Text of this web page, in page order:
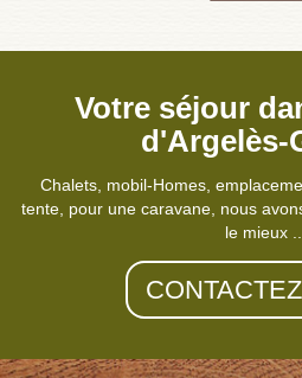
Votre séjour
d'Argelès-
Chalets, mobil-Homes,
tente, pour une caravane, nous
le mieux ...